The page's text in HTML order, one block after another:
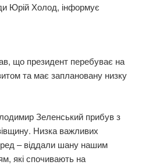
Юрій Холод, інформує
що президент перебуває на
та має заплановану низку
Зеленський прибув з
Низка важливих
– віддали шану нашим
які спочивають на